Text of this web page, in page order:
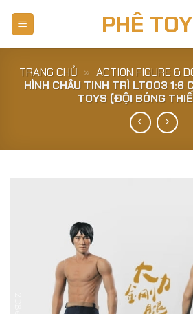
PHÊ
TRANG CHỦ » ACTION FIGURE &
HÌNH CHÂU TINH TRÌ LT003 1:6
TOYS (ĐỘI BÓNG